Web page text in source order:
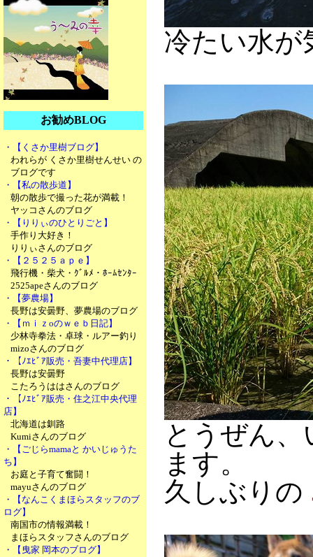
お勧めBLOG
・【くさか里樹ブログ】
われらが くさか里樹せんせい の
ブログです
・【私の散歩道】
朝の散歩で撮った花が満載！
ヤッコさんのブログ
・【りりぃのひとりごと】
手作り大好き！
りりぃさんのブログ
・【２５２５ａｐｅ】
飛行機・柴犬・ｸﾞﾙﾒ・ﾎｰﾑｾﾝﾀｰ
2525apeさんのブログ
・【夢農場】
長野は安曇野、夢農場のブログ
・【ｍｉｚoのｗｅｂ日記】
少林寺拳法・卓球・ルアー釣り
mizoさんのブログ
・【ﾉｴﾋﾞｱ販売・吾妻中代理店】
長野は安曇野
こたろうははさんのブログ
・【ﾉｴﾋﾞｱ販売・住之江中央代理
店】
北海道は釧路
Kumiさんのブログ
・【ごじらmamaと かいじゅうた
ち】
お庭と子育て奮闘！
mayuさんのブログ
・【なんこくまほらスタッフのブ
ログ】
南国市の情報満載！
まほらスタッフさんのブログ
・【曳家 岡本のブログ】
冷たい水が
とうぜん
ます。
久しぶりの